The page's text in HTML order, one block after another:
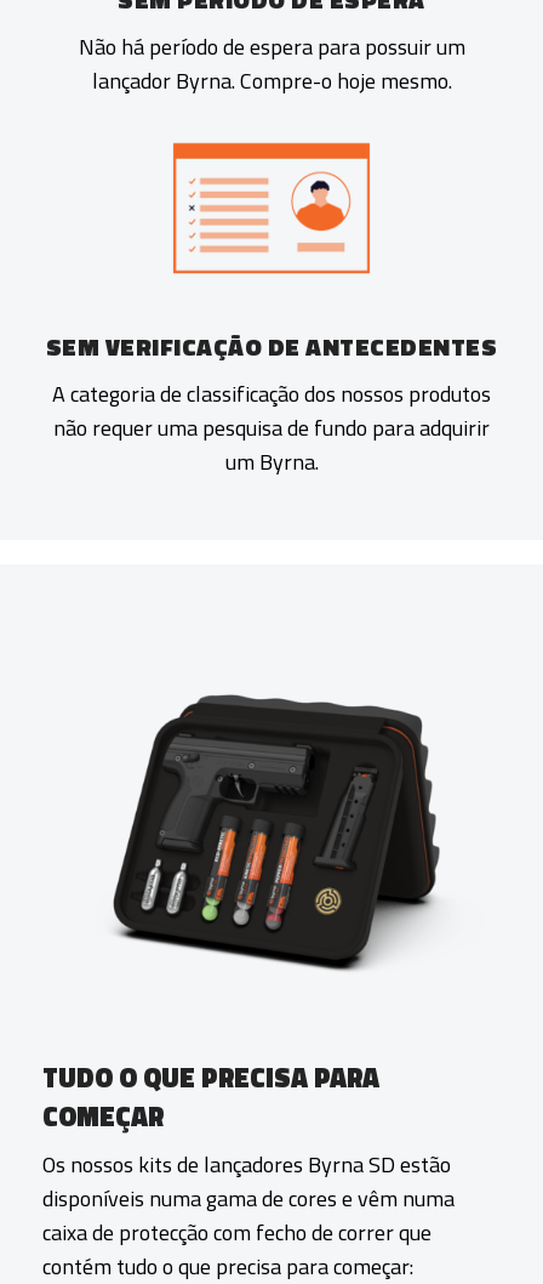
Não há período de espera para possuir um
lançador Byrna. Compre-o hoje mesmo.
SEM VERIFICAÇÃO DE ANTECEDENTES
A categoria de classificação dos nossos produtos
não requer uma pesquisa de fundo para adquirir
um Byrna.
TUDO O QUE PRECISA PARA
COMEÇAR
Os nossos kits de lançadores Byrna SD estão
disponíveis numa gama de cores e vêm numa
caixa de protecção com fecho de correr que
contém tudo o que precisa para começar: